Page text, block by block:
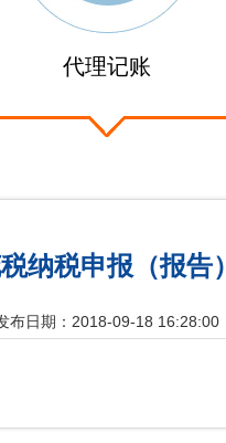
代理记账
纳税申报（报告
布日期：2018-09-18 16:28:00